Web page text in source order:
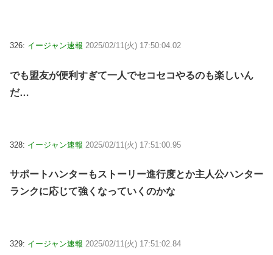
326: イージャン速報 2025/02/11(火) 17:50:04.02
でも盟友が便利すぎて一人でセコセコやるのも楽しいん
だ…
328: イージャン速報 2025/02/11(火) 17:51:00.95
サポートハンターもストーリー進行度とか主人公ハンター
ランクに応じて強くなっていくのかな
329: イージャン速報 2025/02/11(火) 17:51:02.84